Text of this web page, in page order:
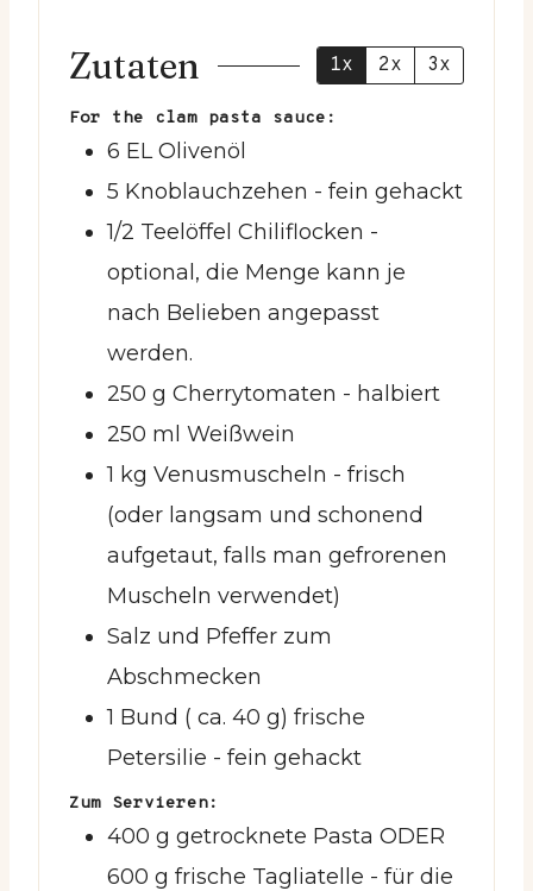
Zutaten 1x 2x 3x
For the clam pasta sauce:
6 EL Olivenöl
5 Knoblauchzehen - fein gehackt
1/2 Teelöffel Chiliflocken -
optional, die Menge kann je
nach Belieben angepasst
werden.
250 g Cherrytomaten - halbiert
250 ml Weißwein
1 kg Venusmuscheln - frisch
(oder langsam und schonend
aufgetaut, falls man gefrorenen
Muscheln verwendet)
Salz und Pfeffer zum
Abschmecken
1 Bund ( ca. 40 g) frische
Petersilie - fein gehackt
Zum Servieren:
400 g getrocknete Pasta ODER
600 g frische Tagliatelle - für die